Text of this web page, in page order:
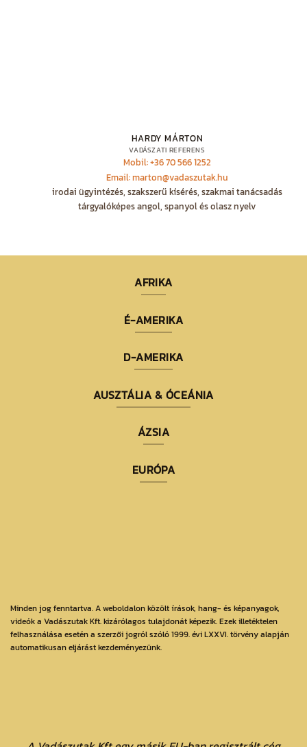
HARDY MÁRTON
VADÁSZATI REFERENS
Mobil: +36 70 566 1252
Email: marton@vadaszutak.hu
irodai ügyintézés, szakszerű kísérés, szakmai tanácsadás
tárgyalóképes angol, spanyol és olasz nyelv
AFRIKA
É-AMERIKA
D-AMERIKA
AUSZTÁLIA & ÓCEÁNIA
ÁZSIA
EURÓPA
Minden jog fenntartva. A weboldalon közölt írások, hang- és képanyagok,
videók a Vadászutak Kft. kizárólagos tulajdonát képezik. Ezek illetéktelen
felhasználása esetén a szerzői jogról szóló 1999. évi LXXVI. törvény alapján
automatikusan eljárást kezdeményezünk.